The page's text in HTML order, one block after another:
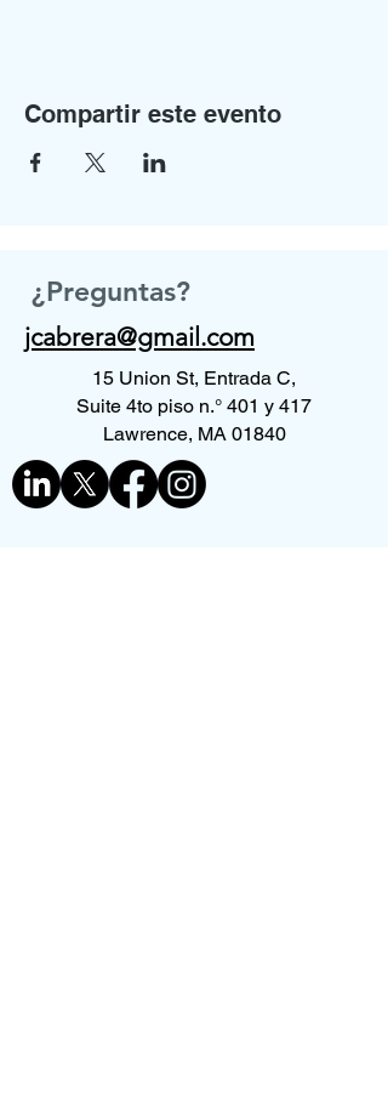
Compartir este evento
¿Preguntas?
jcabrera@gmail.com
15 Union St, Entrada C,
Suite 4to piso n.° 401 y 417
Lawrence, MA 01840